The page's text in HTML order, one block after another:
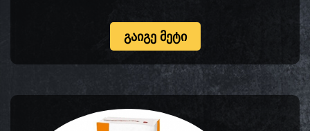
ᲒᲐᲘᲒᲔ ᲛᲔᲢᲘ